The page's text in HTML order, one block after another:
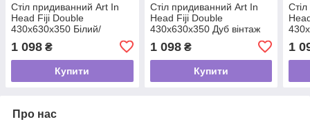
Стіл придиванний Art In
Head Fiji Double
430х630х350 Білий/
Чорний (TB06010000030)
1 098 ₴
Купити
Стіл придиванний Art In
Head Fiji Double
430х630х350 Дуб вінтаж
(TB06090000030)
1 098₴
Купити
1
Про нас